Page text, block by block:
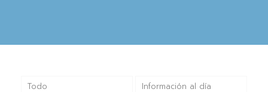
Todo Información al día